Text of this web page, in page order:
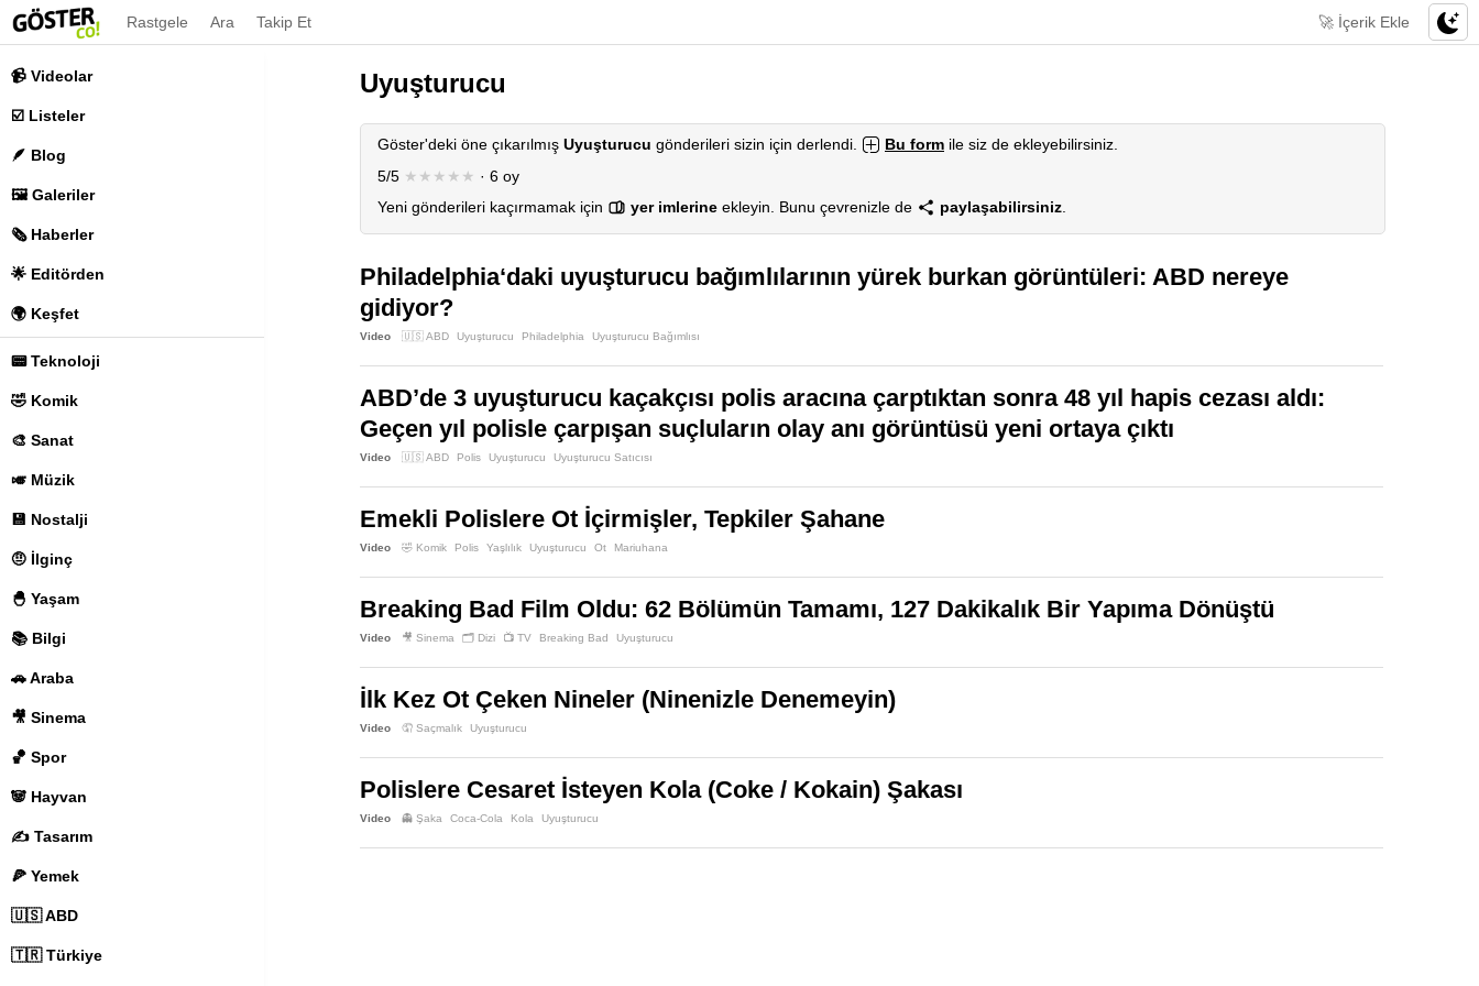
📹 Videolar
☑️ Listeler
🪶 Blog
🖼️ Galeriler
🗞️ Haberler
🌟 Editörden
🌍 Keşfet
📟 Teknoloji
🤣 Komik
🎨 Sanat
🎺 Müzik
💾 Nostalji
🤨 İlginç
🐣 Yaşam
📚 Bilgi
🚗 Araba
🎥 Sinema
🏀 Spor
🐼 Hayvan
✍️ Tasarım
🍕 Yemek
🇺🇸 ABD
🇹🇷 Türkiye
Rastgele Ara Takip Et 🚀 İçerik Ekle
Uyuşturucu
Göster'deki öne çıkarılmış Uyuşturucu gönderileri sizin için derlendi. Bu form ile siz de ekleyebilirsiniz.
5/5 ★★★★★ · 6 oy
Yeni gönderileri kaçırmamak için
yer imlerine ekleyin. Bunu çevrenizle de paylaşabilirsiniz
Philadelphia‘daki uyuşturucu bağımlılarının yürek burkan görüntüleri: ABD nereye
gidiyor?
Video 🇺🇸 ABD Uyuşturucu Philadelphia Uyuşturucu Bağımlısı
ABD’de 3 uyuşturucu kaçakçısı polis aracına çarptıktan sonra 48 yıl hapis cezası aldı:
Geçen yıl polisle çarpışan suçluların olay anı görüntüsü yeni ortaya çıktı
Video 🇺🇸 ABD Polis Uyuşturucu Uyuşturucu Satıcısı
Emekli Polislere Ot İçirmişler, Tepkiler Şahane
Video 🤣 Komik Polis Yaşlılık Uyuşturucu Ot Mariuhana
Breaking Bad Film Oldu: 62 Bölümün Tamamı, 127 Dakikalık Bir Yapıma Dönüştü
Video 🎥 Sinema 🗂️ Dizi 📺 TV Breaking Bad Uyuşturucu
İlk Kez Ot Çeken Nineler (Ninenizle Denemeyin)
Video 🤦 Saçmalık Uyuşturucu
Polislere Cesaret İsteyen Kola (Coke / Kokain) Şakası
Video 👻 Şaka Coca-Cola Kola Uyuşturucu